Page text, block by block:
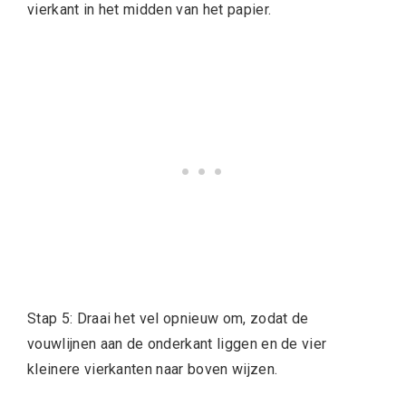
vierkant in het midden van het papier.
Stap 5: Draai het vel opnieuw om, zodat de
vouwlijnen aan de onderkant liggen en de vier
kleinere vierkanten naar boven wijzen.